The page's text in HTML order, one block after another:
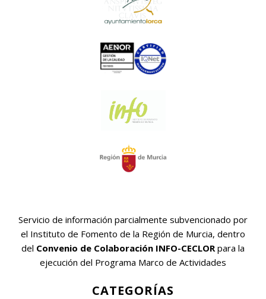
Servicio de información parcialmente subvencionado por
el Instituto de Fomento de la Región de Murcia, dentro
del Convenio de Colaboración INFO-CECLOR para la
ejecución del Programa Marco de Actividades
CATEGORÍAS